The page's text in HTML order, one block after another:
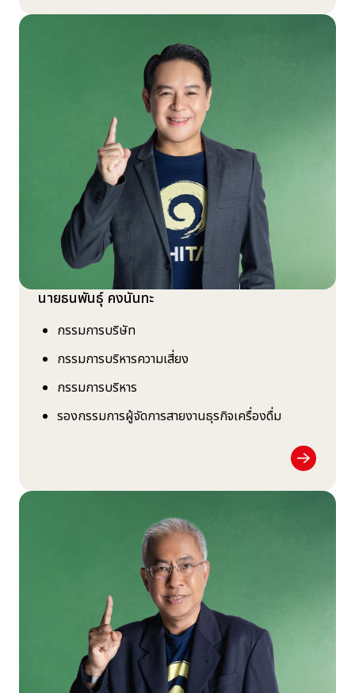
นายธนพันธุ์ คงนันทะ
กรรมการบริษัท
กรรมการบริหารความเสี่ยง
กรรมการบริหาร
รองกรรมการผู้จัดการสายงานธุรกิจเครื่องดื่ม